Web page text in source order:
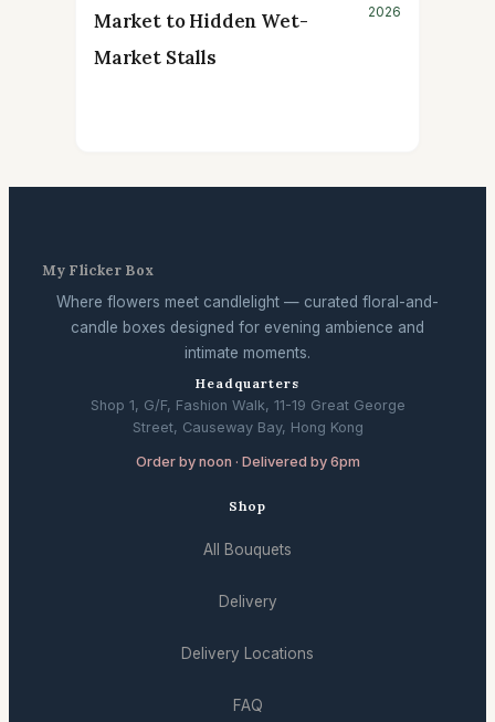
Market to Hidden Wet-
Market Stalls
2026
My Flicker Box
Where flowers meet candlelight — curated floral-and-
candle boxes designed for evening ambience and
intimate moments.
Headquarters
Shop 1, G/F, Fashion Walk, 11-19 Great George
Street, Causeway Bay, Hong Kong
Order by noon · Delivered by 6pm
Shop
All Bouquets
Delivery
Delivery Locations
FAQ